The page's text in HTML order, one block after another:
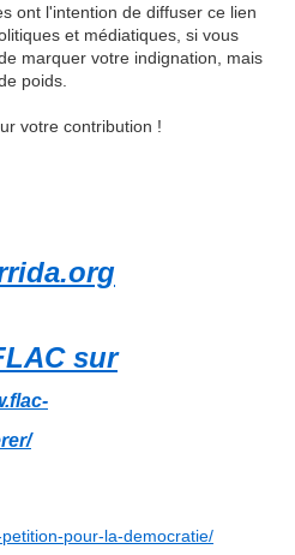
ont l'intention de diffuser ce lien
et médiatiques, si vous
marquer votre indignation, mais
poids.
votre contribution !
sur
pour-la-democratie/